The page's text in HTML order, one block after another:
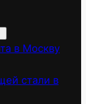
в Москву
стали в